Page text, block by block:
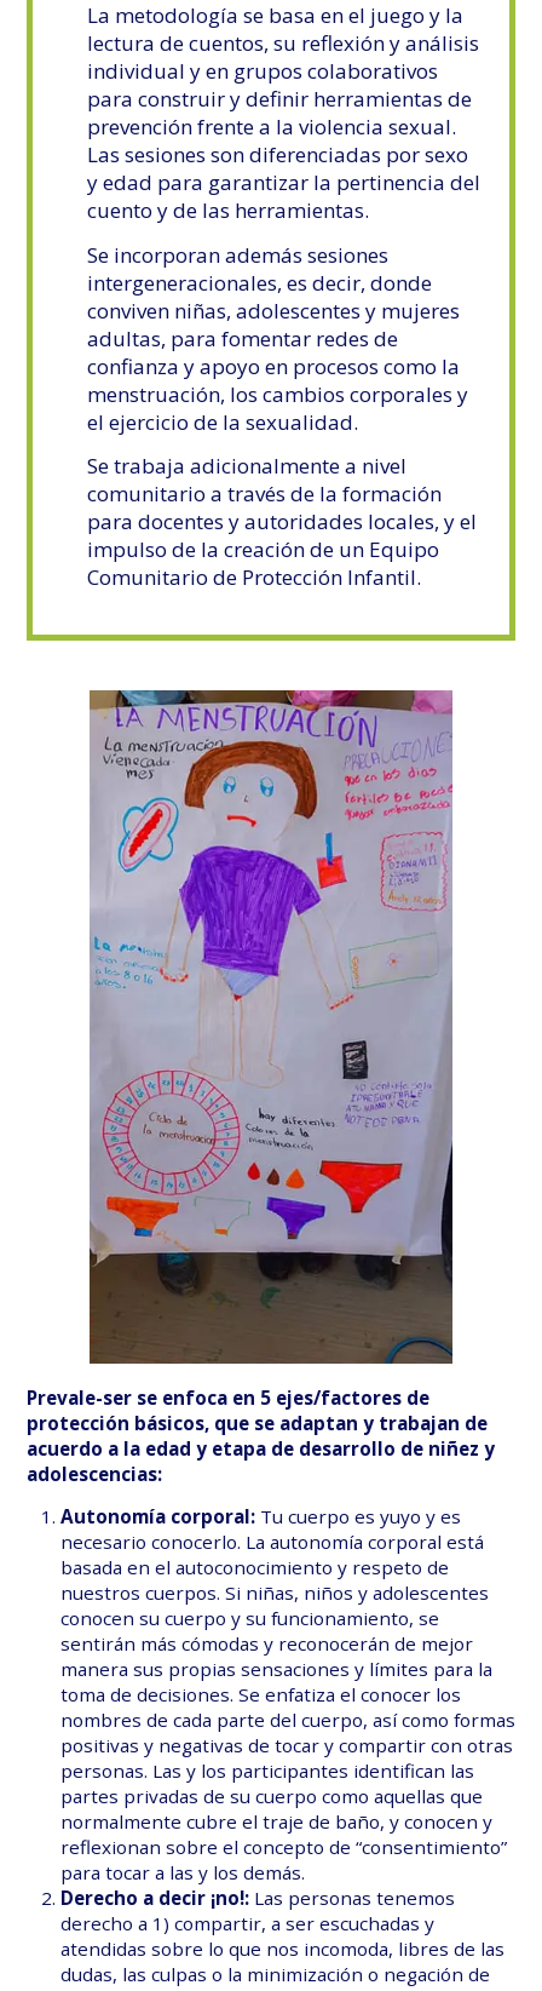
La metodología se basa en el juego y la
lectura de cuentos, su reflexión y análisis
individual y en grupos colaborativos
para construir y definir herramientas de
prevención frente a la violencia sexual.
Las sesiones son diferenciadas por sexo
y edad para garantizar la pertinencia del
cuento y de las herramientas.
Se incorporan además sesiones
intergeneracionales, es decir, donde
conviven niñas, adolescentes y mujeres
adultas, para fomentar redes de
confianza y apoyo en procesos como la
menstruación, los cambios corporales y
el ejercicio de la sexualidad.
Se trabaja adicionalmente a nivel
comunitario a través de la formación
para docentes y autoridades locales, y el
impulso de la creación de un Equipo
Comunitario de Protección Infantil.
Prevale-ser se enfoca en 5 ejes/factores de
protección básicos, que se adaptan y trabajan de
acuerdo a la edad y etapa de desarrollo de niñez y
adolescencias:
Autonomía corporal:Tu cuerpo es yuyo y es
necesario conocerlo. La autonomía corporal está
basada en el autoconocimiento y respeto de
nuestros cuerpos. Si niñas, niños y adolescentes
conocen su cuerpo y su funcionamiento, se
sentirán más cómodas y reconocerán de mejor
manera sus propias sensaciones y límites para la
toma de decisiones. Se enfatiza el conocer los
nombres de cada parte del cuerpo, así como formas
positivas y negativas de tocar y compartir con otras
personas. Las y los participantes identifican las
partes privadas de su cuerpo como aquellas que
normalmente cubre el traje de baño, y conocen y
reflexionan sobre el concepto de “consentimiento”
para tocar a las y los demás.
Derecho a decir ¡no!:Las personas tenemos
derecho a 1) compartir, a ser escuchadas y
atendidas sobre lo que nos incomoda, libres de las
dudas, las culpas o la minimización o negación de